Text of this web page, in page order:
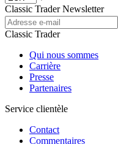
Classic Trader Newsletter
Classic Trader
Qui nous sommes
Carrière
Presse
Partenaires
Service clientèle
Contact
Commentaires